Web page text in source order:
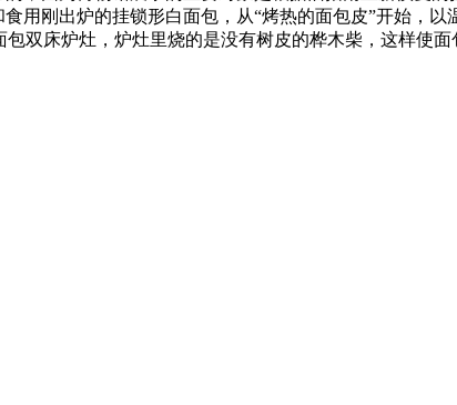
用刚出炉的挂锁形白面包，从“烤热的面包皮”开始，
双床炉灶，炉灶里烧的是没有树皮的桦木柴，这样